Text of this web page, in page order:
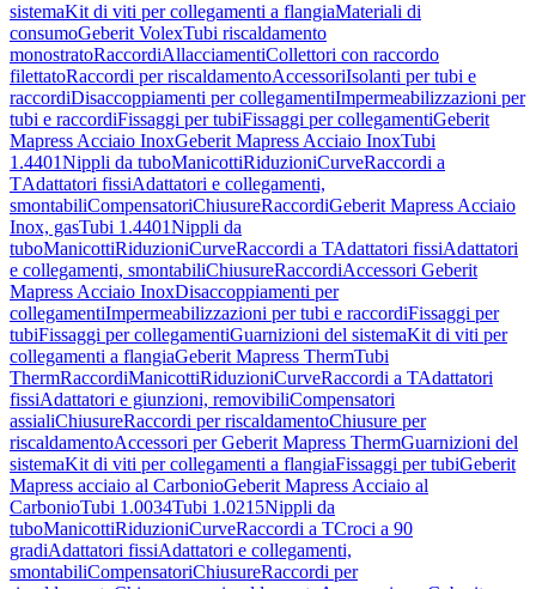
sistemaKit di viti per collegamenti a flangiaMateriali di
consumoGeberit VolexTubi riscaldamento
monostratoRaccordiAllacciamentiCollettori con raccordo
filettatoRaccordi per riscaldamentoAccessoriIsolanti per tubi e
raccordiDisaccoppiamenti per collegamentiImpermeabilizzazioni per
tubi e raccordiFissaggi per tubiFissaggi per collegamentiGeberit
Mapress Acciaio InoxGeberit Mapress Acciaio InoxTubi
1.4401Nippli da tuboManicottiRiduzioniCurveRaccordi a
TAdattatori fissiAdattatori e collegamenti,
smontabiliCompensatoriChiusureRaccordiGeberit Mapress Acciaio
Inox, gasTubi 1.4401Nippli da
tuboManicottiRiduzioniCurveRaccordi a TAdattatori fissiAdattatori
e collegamenti, smontabiliChiusureRaccordiAccessori Geberit
Mapress Acciaio InoxDisaccoppiamenti per
collegamentiImpermeabilizzazioni per tubi e raccordiFissaggi per
tubiFissaggi per collegamentiGuarnizioni del sistemaKit di viti per
collegamenti a flangiaGeberit Mapress ThermTubi
ThermRaccordiManicottiRiduzioniCurveRaccordi a TAdattatori
fissiAdattatori e giunzioni, removibiliCompensatori
assialiChiusureRaccordi per riscaldamentoChiusure per
riscaldamentoAccessori per Geberit Mapress ThermGuarnizioni del
sistemaKit di viti per collegamenti a flangiaFissaggi per tubiGeberit
Mapress acciaio al CarbonioGeberit Mapress Acciaio al
CarbonioTubi 1.0034Tubi 1.0215Nippli da
tuboManicottiRiduzioniCurveRaccordi a TCroci a 90
gradiAdattatori fissiAdattatori e collegamenti,
smontabiliCompensatoriChiusureRaccordi per